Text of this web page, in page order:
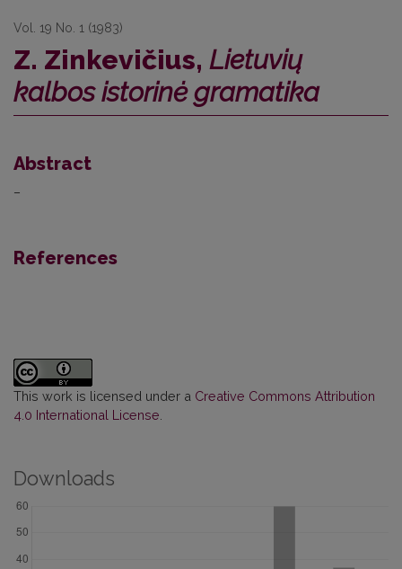
Vol. 19 No. 1 (1983)
Z. Zinkevičius, Lietuvių
kalbos istorinė gramatika
Abstract
–
References
This work is licensed under a Creative Commons Attribution
4.0 International License
Downloads